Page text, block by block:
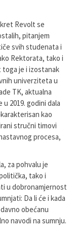
Revolt se
pitanjem
svih studenata i
Rektorata, tako i
je i izostanak
univerziteta u
TK, aktualna
2019. godini dala
kao
stručni timovi
procesa,
za pohvalu je
tako i
u dobronamjernost
Da li će i kada
obećanu
navodi na sumnju.